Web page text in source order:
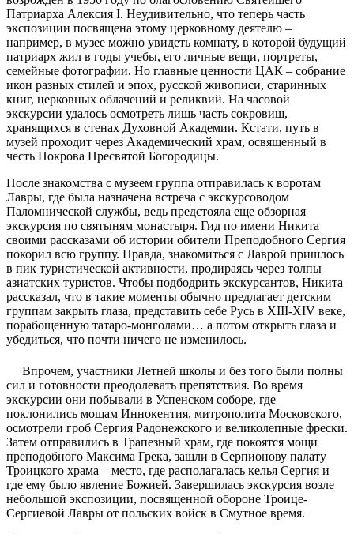
Патриарха Алексия I. Неудивительно, что теперь часть
экспозиции посвящена этому церковному деятелю –
например, в музее можно увидеть комнату, в которой будущий
патриарх жил в годы учебы, его личные вещи, портреты,
семейные фотографии. Но главные ценности ЦАК – собрание
икон разных стилей и эпох, русской живописи, старинных
книг, церковных облачений и реликвий. На часовой
экскурсии удалось осмотреть лишь часть сокровищ,
хранящихся в стенах Духовной Академии. Кстати, путь в
музей проходит через Академический храм, освященный в
честь Покрова Пресвятой Богородицы.
После знакомства с музеем группа отправилась к воротам
Лавры, где была назначена встреча с экскурсоводом
Паломнической службы, ведь предстояла еще обзорная
экскурсия по святыням монастыря. Гид по имени Никита
своими рассказами об истории обители Преподобного Сергия
покорил всю группу. Правда, знакомиться с Лаврой пришлось
в пик туристической активности, продираясь через толпы
азиатских туристов. Чтобы подбодрить экскурсантов, Никита
рассказал, что в такие моменты обычно предлагает детским
группам закрыть глаза, представить себе Русь в XIII-XIV веке,
порабощенную татаро-монголами… а потом открыть глаза и
убедиться, что почти ничего не изменилось.
Впрочем, участники Летней школы и без того были полны
сил и готовности преодолевать препятствия. Во время
экскурсии они побывали в Успенском соборе, где
поклонились мощам Иннокентия, митрополита Московского,
осмотрели гроб Сергия Радонежского и великолепные фрески.
Затем отправились в Трапезный храм, где покоятся мощи
преподобного Максима Грека, зашли в Серпионову палату
Троицкого храма – место, где располагалась келья Сергия и
где ему было явление Божией. Завершилась экскурсия возле
небольшой экспозиции, посвященной обороне Троице-
Сергиевой Лавры от польских войск в Смутное время.